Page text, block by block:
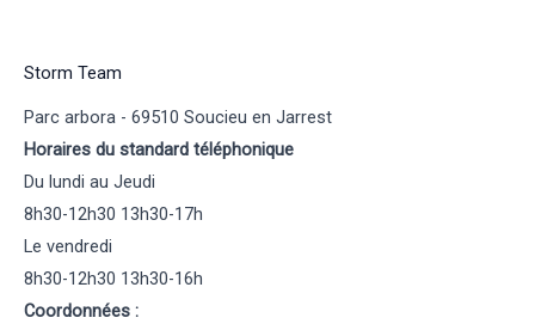
Storm Team
Parc arbora - 69510 Soucieu en Jarrest
Horaires du standard téléphonique
Du lundi au Jeudi
8h30-12h30 13h30-17h
Le vendredi
8h30-12h30 13h30-16h
Coordonnées :